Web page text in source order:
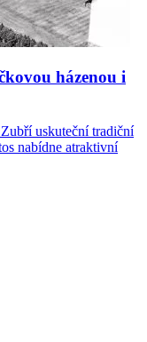
házenou i
uskuteční tradiční
nabídne atraktivní